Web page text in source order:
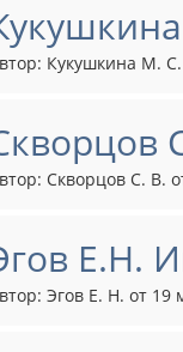
Кукушкина М.
Скворцов С. В.
Е.Н.
Эгов Е. Н. от 19